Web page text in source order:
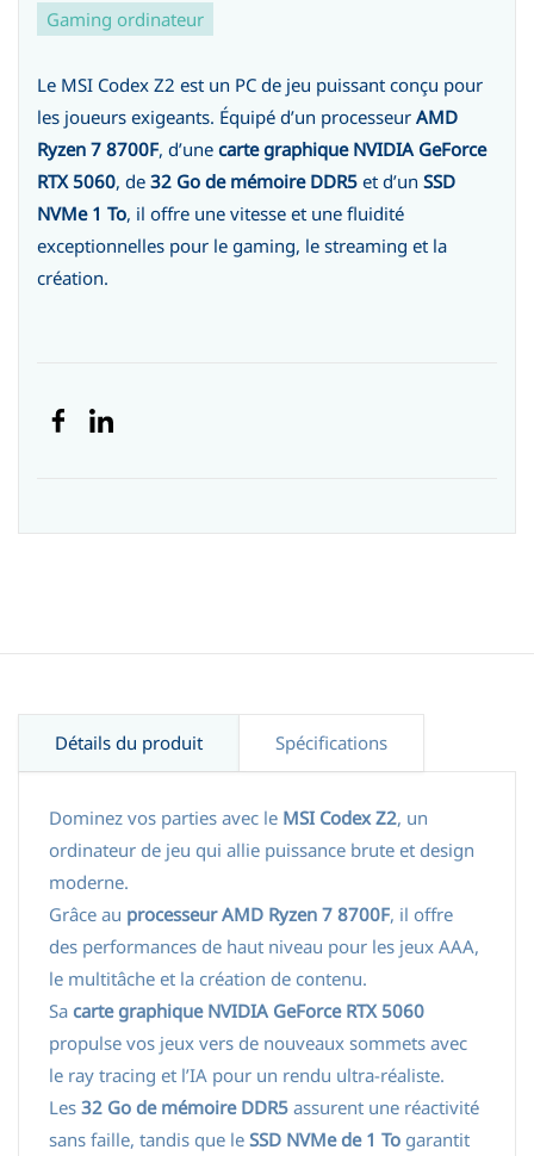
Gaming ordinateur
Le MSI Codex Z2 est un PC de jeu puissant conçu pour
les joueurs exigeants. Équipé d’un processeur AMD
Ryzen 7 8700F, d’une carte graphique NVIDIA GeForce
RTX 5060, de 32 Go de mémoire DDR5 et d’un SSD
NVMe 1 To, il offre une vitesse et une fluidité
exceptionnelles pour le gaming, le streaming et la
création.
Détails du produit Spécifications
Dominez vos parties avec le MSI Codex Z2, un
ordinateur de jeu qui allie puissance brute et design
moderne.
Grâce au processeur AMD Ryzen 7 8700F, il offre
des performances de haut niveau pour les jeux AAA,
le multitâche et la création de contenu.
Sa carte graphique NVIDIA GeForce RTX 5060
propulse vos jeux vers de nouveaux sommets avec
le ray tracing et l’IA pour un rendu ultra-réaliste.
Les 32 Go de mémoire DDR5 assurent une réactivité
sans faille, tandis que le SSD NVMe de 1 To garantit